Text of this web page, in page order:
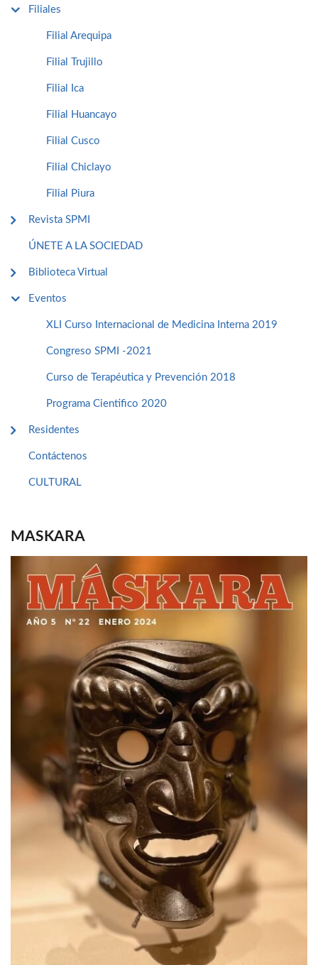
Filiales
Filial Arequipa
Filial Trujillo
Filial Ica
Filial Huancayo
Filial Cusco
Filial Chiclayo
Filial Piura
Revista SPMI
ÚNETE A LA SOCIEDAD
Biblioteca Virtual
Eventos
XLI Curso Internacional de Medicina Interna 2019
Congreso SPMI -2021
Curso de Terapéutica y Prevención 2018
Programa Cientifico 2020
Residentes
Contáctenos
CULTURAL
MASKARA